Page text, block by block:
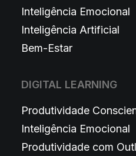
Inteligência Emocional
Inteligência Artificial
Bem-Estar
DIGITAL LEARNING
Produtividade
Inteligência Emocional
Produtividade com